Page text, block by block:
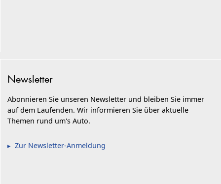
Newsletter
Abonnieren Sie unseren Newsletter und bleiben Sie immer
auf dem Laufenden. Wir informieren Sie über aktuelle
Themen rund um's Auto.
Zur Newsletter-Anmeldung